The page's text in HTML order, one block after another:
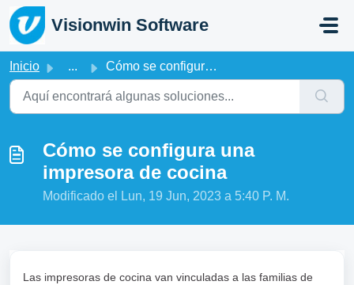
Saltar al contenido principal
Visionwin Software
Inicio ... Cómo se configura una impresora de cocina
Cómo se configura una
impresora de cocina
Modificado el Lun, 19 Jun, 2023 a 5:40 P. M.
Las impresoras de cocina van vinculadas a las familias de